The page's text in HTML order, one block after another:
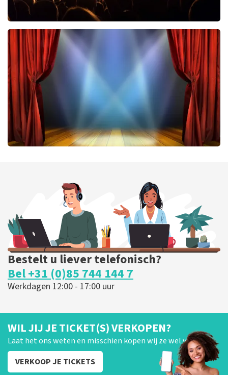
Don Omar
464 laatste 30 minuten
BESTEL NU
BESTEL NU
Bestelt u liever telefonisch?
Bel +31 (0)85 744 144 7
Werkdagen 12:00 - 17:00 uur
WIL JIJ JE TICKET(S) VERKOPEN?
Laat het ons weten en misschien kopen wij ze wel van je!
VERKOOP JE TICKETS